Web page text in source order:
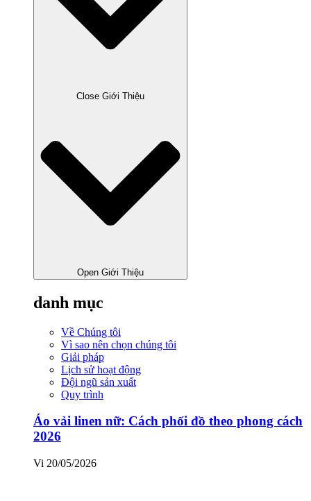
Close Giới Thiệu
Open Giới Thiệu
danh mục
Về Chúng tôi
Vì sao nên chọn chúng tôi
Giải pháp
Lịch sử hoạt động
Đội ngũ sản xuất
Quy trình
Áo vải linen nữ: Cách phối đồ theo phong cách
2026
Vi 20/05/2026